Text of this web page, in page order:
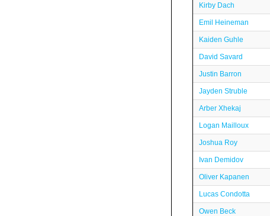
Kirby Dach
Emil Heineman
Kaiden Guhle
David Savard
Justin Barron
Jayden Struble
Arber Xhekaj
Logan Mailloux
Joshua Roy
Ivan Demidov
Oliver Kapanen
Lucas Condotta
Owen Beck